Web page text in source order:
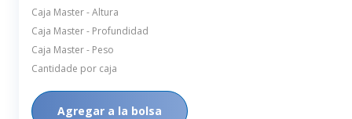
Caja Master - Altura
Caja Master - Profundidad
Caja Master - Peso
Cantidade por caja
Agregar a la bolsa